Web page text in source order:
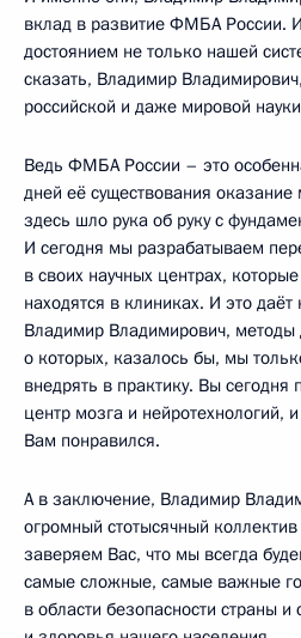
вклад в развитие ФМБА России.
достоянием не только нашей
сказать, Владимир
российской и даже мировой
Ведь ФМБА России – это
дней её существования
здесь шло рука об руку с
И сегодня мы разрабатываем
в своих научных центрах,
находятся в клиниках. И это
Владимир Владимирович, методы
о которых, казалось бы, мы
внедрять в практику. Вы
центр мозга и нейротехнологий,
Вам понравился.
А в заключение, Владимир
огромный стотысячный
заверяем Вас, что мы всегда
самые сложные, самые важные
в области безопасности страны